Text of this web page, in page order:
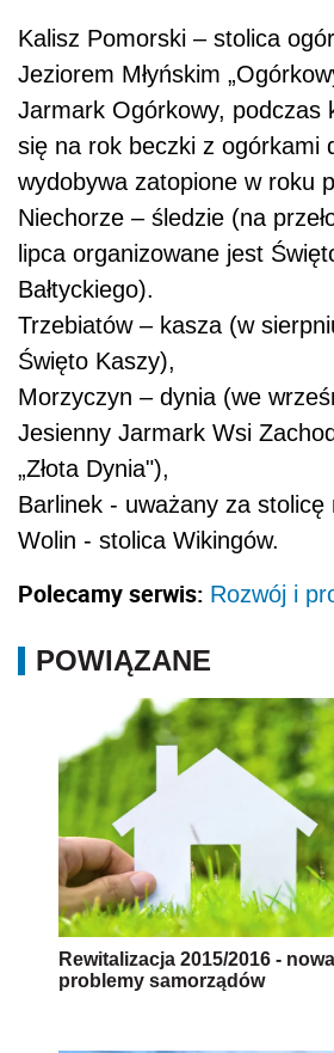
Kalisz Pomorski – stolica
Jeziorem Młyńskim
Jarmark Ogórkowy, podczas
się na rok beczki z ogórkami
wydobywa zatopione w roku
Niechorze – śledzie (na
lipca organizowane jest
Bałtyckiego).
Trzebiatów – kasza (w
Święto Kaszy),
Morzyczyn – dynia (we
Jesienny Jarmark Wsi
„Złota Dynia"),
Barlinek - uważany za stolicę
Wolin - stolica Wikingów.
Polecamy serwis: Rozwój i
POWIĄZANE
Rewitalizacja 2015/2016 -
problemy samorządów